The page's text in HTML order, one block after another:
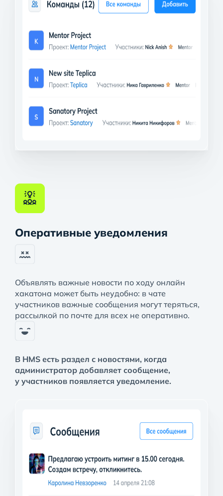
Оперативные уведомления
Объявлять важные новости по ходу онлайн
хакатона может быть неудобно: в чате
участников важные сообщения могут теряться,
рассылкой по почте для всех не оперативно.
В HMS есть раздел с новостями, когда
администратор добавляет сообщение,
у участников появляется уведомление.